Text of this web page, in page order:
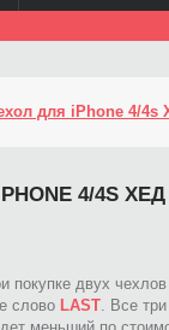
для iPhone 4/4s
4/4S
покупке двух
слово LAST. Все